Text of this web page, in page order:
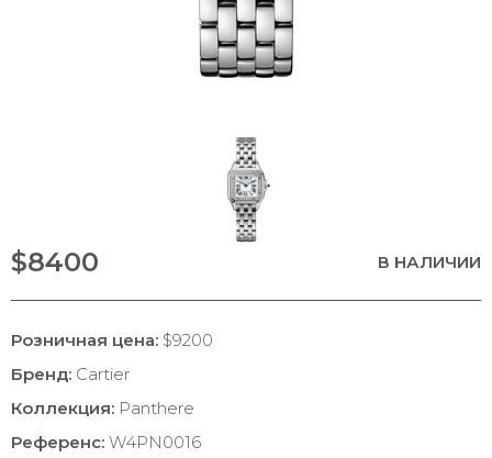
$8400 В НАЛИЧИИ
Розничная цена: $9200
Бренд: Cartier
Коллекция: Panthere
Референс: W4PN0016